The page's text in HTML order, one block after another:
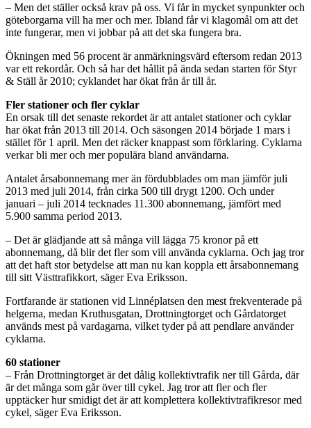
– Men det ställer också krav på oss. Vi får in mycket synpunkter och
göteborgarna vill ha mer och mer. Ibland får vi klagomål om att det
inte fungerar, men vi jobbar på att det ska fungera bra.
Ökningen med 56 procent är anmärkningsvärd eftersom redan 2013
var ett rekordår. Och så har det hållit på ända sedan starten för Styr
& Ställ år 2010; cyklandet har ökat från år till år.
Fler stationer och fler cyklar
En orsak till det senaste rekordet är att antalet stationer och cyklar
har ökat från 2013 till 2014. Och säsongen 2014 började 1 mars i
stället för 1 april. Men det räcker knappast som förklaring. Cyklarna
verkar bli mer och mer populära bland användarna.
Antalet årsabonnemang mer än fördubblades om man jämför juli
2013 med juli 2014, från cirka 500 till drygt 1200. Och under
januari – juli 2014 tecknades 11.300 abonnemang, jämfört med
5.900 samma period 2013.
– Det är glädjande att så många vill lägga 75 kronor på ett
abonnemang, då blir det fler som vill använda cyklarna. Och jag tror
att det haft stor betydelse att man nu kan koppla ett årsabonnemang
till sitt Västtrafikkort, säger Eva Eriksson.
Fortfarande är stationen vid Linnéplatsen den mest frekventerade på
helgerna, medan Kruthusgatan, Drottningtorget och Gårdatorget
används mest på vardagarna, vilket tyder på att pendlare använder
cyklarna.
60 stationer
– Från Drottningtorget är det dålig kollektivtrafik ner till Gårda, där
är det många som går över till cykel. Jag tror att fler och fler
upptäcker hur smidigt det är att komplettera kollektivtrafikresor med
cykel, säger Eva Eriksson.